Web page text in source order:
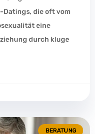
Datings, die oft vom
eine
durch kluge
BERATUNG